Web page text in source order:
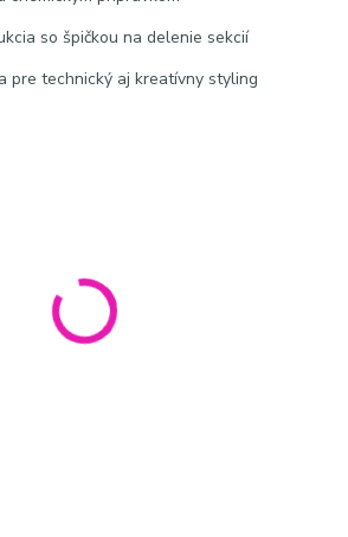
so špičkou na delenie sekcií
pre technický aj kreatívny styling